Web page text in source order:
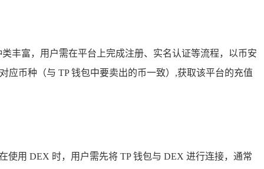
丰富，用户需在平台上完成注册、实名认证等流程，以币安
币种（与 TP 钱包中要卖出的币一致）,获取该平台的充值
使用 DEX 时，用户需先将 TP 钱包与 DEX 进行连接，通常